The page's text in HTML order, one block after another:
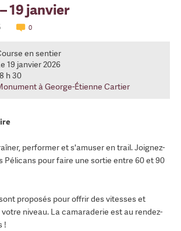
19 janvier
0
en sentier
19 janvier 2026
h 30
à George-Étienne Cartier
performer et s'amuser en trail. Joignez-
Pélicans pour faire une sortie entre 60 et 90
proposés pour offrir des vitesses et
niveau. La camaraderie est au rendez-
!